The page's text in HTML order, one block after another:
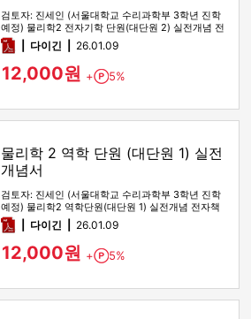
검토자: 진세인 (서울대학교 수리과학부 3학년 진학
예정) 물리학2 전자기학 단원(대단원 2) 실전개념 전
자책입니다. 0. …
pdf다이긴 26.01.09
12,000원 + Point
5%
물리학 2 역학 단원 (대단원 1) 실전
개념서
검토자: 진세인 (서울대학교 수리과학부 3학년 진학
예정) 물리학2 역학단원(대단원 1) 실전개념 전자책
입니다. 0. 언제 …
pdf다이긴 26.01.09
12,000원 + Point
5%